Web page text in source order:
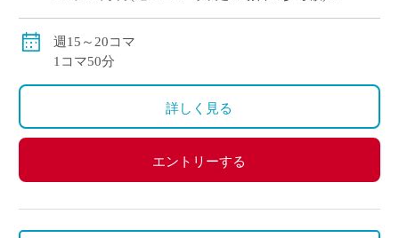
ご担当のコマ数によっては社会保険加入！
自動車通勤可
週15～20コマ
1コマ50分
詳しく見る
エントリーする